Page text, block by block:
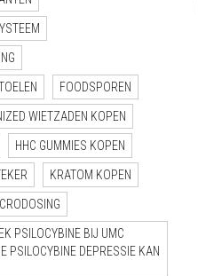
FOODSPOREN
WIETZADEN KOPEN
HHC GUMMIES KOPEN
KRATOM KOPEN
PSILOCYBINE BIJ UMC
PSILOCYBINE DEPRESSIE KAN